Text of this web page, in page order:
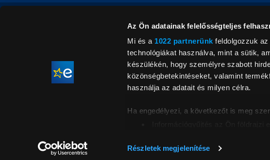
Az Ön adatainak felelősségteljes
Mi és a 1022 partnerünk feldolgozzuk
technológiákat használva, mint a sütik,
készülékén, hogy személyre szabott
közönségbetekintéseket, valamint
használja az adatait és milyen célra.
Ha engedélyezi, a következőt is meg
ellenőrzésével
Részletek megjelenítése
© 2026.
feltüntetett árak, képek leírások